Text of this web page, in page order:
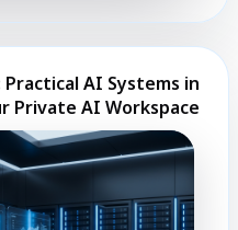
Practical AI Systems in
Private AI Workspace